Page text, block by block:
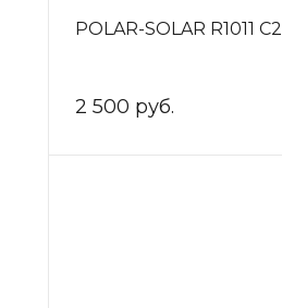
POLAR-SOLAR R1011 C2
2 500 руб.